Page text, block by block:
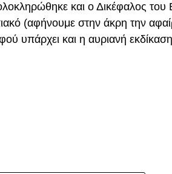
και ο Δικέφαλος του
(αφήνουμε στην άκρη την
υπάρχει και η αυριανή